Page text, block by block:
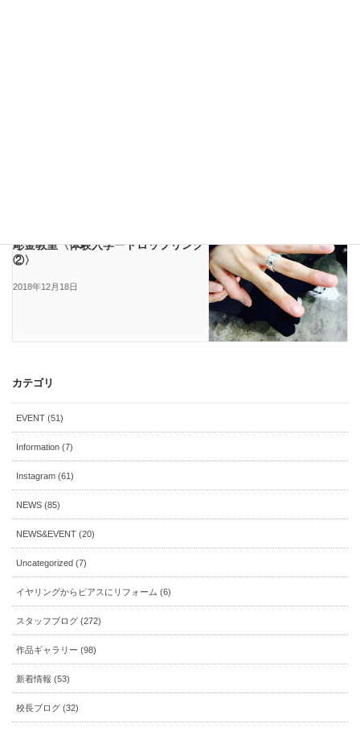
彫金教室〈体験入学ードロップリング
②〉
2018年12月18日
カテゴリ
EVENT (51)
Information (7)
Instagram (61)
NEWS (85)
NEWS&EVENT (20)
Uncategorized (7)
イヤリングからピアスにリフォーム (6)
スタッフブログ (272)
作品ギャラリー (98)
新着情報 (53)
校長ブログ (32)